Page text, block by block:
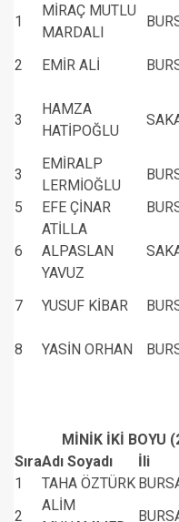
1
MİRAÇ MUTLU
MARDALI
2 EMİR ALİ
3
HAMZA
HATİPOĞLU
3
EMİRALP
LERMİOĞLU
5
EFE ÇİNAR
6
ATİLLA
ALPASLAN
YAVUZ
7 YUSUF KİBAR
8 YASİN ORHAN
MİNİK İKİ BOYU
SıraAdı Soyadı İli
1
TAHA ÖZTÜRK
2
ALİM